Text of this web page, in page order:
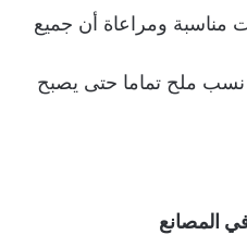
مناسبة ومراعاة أن جميع
نسب ملح تماما حتى يصبح
المصانع